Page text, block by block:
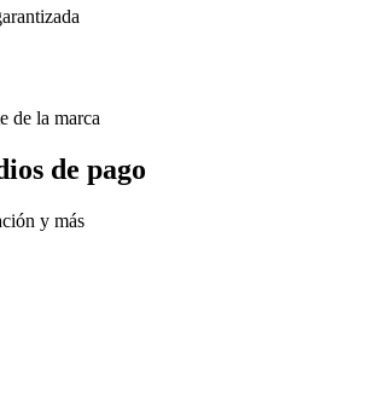
de la marca
de pago
y más